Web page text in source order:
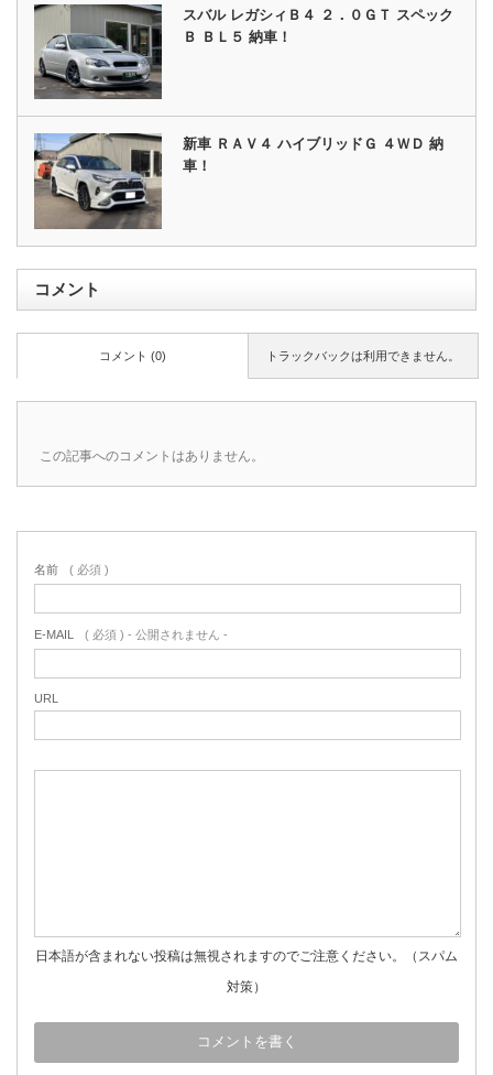
スバル レガシィＢ４ ２．０ＧＴ スペック
Ｂ ＢＬ５ 納車！
新車 ＲＡＶ４ ハイブリッドＧ ４ＷＤ 納
車！
コメント
トラックバックは利用できません。
コメント (0)
この記事へのコメントはありません。
名前 ( 必須 )
E-MAIL ( 必須 ) - 公開されません -
URL
日本語が含まれない投稿は無視されますのでご注意ください。（スパム
対策）